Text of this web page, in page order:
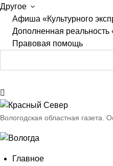
Другое
Афиша «Культурного
Дополненная
Правовая помощь
Вологодская областная газета.
Главное